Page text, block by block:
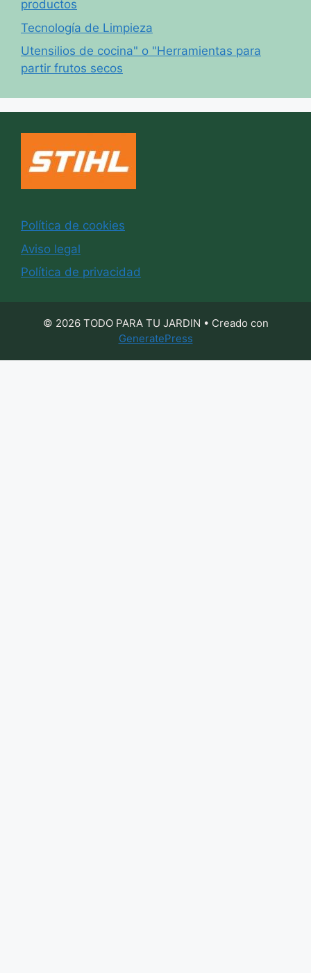
productos
Tecnología de Limpieza
Utensilios de cocina" o "Herramientas para
partir frutos secos
Política de cookies
Aviso legal
Política de privacidad
© 2026 TODO PARA TU JARDIN • Creado con
GeneratePress